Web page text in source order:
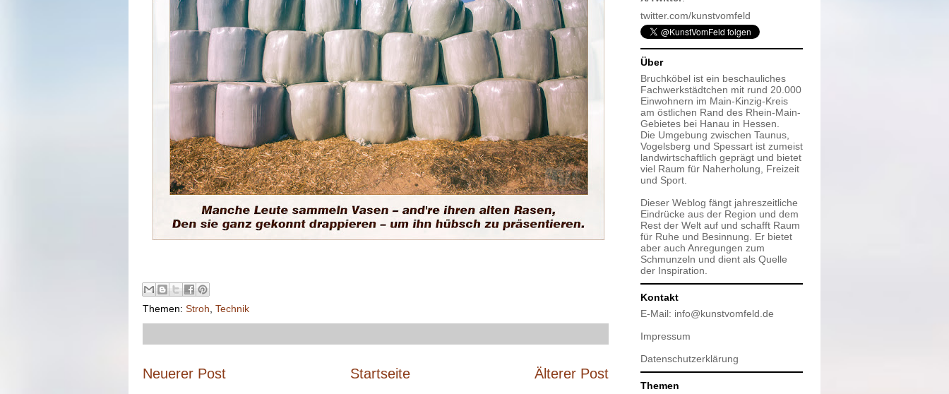
Themen: Stroh Technik
Neuerer Post Älterer Post
Startseite
twitter.com/kunstvomfeld
Über
Bruchköbel ist ein beschauliches
Fachwerkstädtchen mit rund 20.000
Einwohnern im Main-Kinzig-Kreis
am östlichen Rand des Rhein-Main-
Gebietes bei Hanau in Hessen.
Die Umgebung zwischen Taunus,
Vogelsberg und Spessart ist zumeist
landwirtschaftlich geprägt und bietet
viel Raum für Naherholung, Freizeit
und Sport.
Dieser Weblog fängt jahreszeitliche
Eindrücke aus der Region und dem
Rest der Welt auf und schafft Raum
für Ruhe und Besinnung. Er bietet
aber auch Anregungen zum
Schmunzeln und dient als Quelle
der Inspiration.
Kontakt
E-Mail: info@kunstvomfeld.de
Impressum
Datenschutzerklärung
Themen